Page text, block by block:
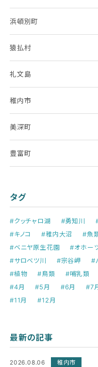
浜頓別町
猿払村
礼文島
稚内市
美深町
豊富町
タグ
#クッチャロ湖 #勇知川
#キノコ
#稚内大沼 #魚
#ベニヤ原生花園
#オホー
#サロベツ川
#宗谷岬 #
#植物
#鳥類 #哺乳類
#4月
#5月 #6月 #7
#11月
#12月
最新の記事
2026.08.06 稚内市